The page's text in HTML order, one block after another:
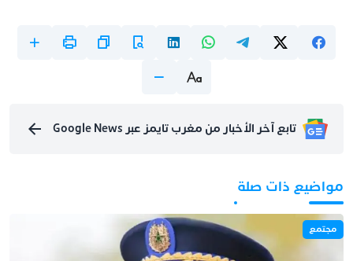
تابع آخر الأخبار من مغرب تايمز عبر Google News
مواضيع ذات صلة
مجتمع